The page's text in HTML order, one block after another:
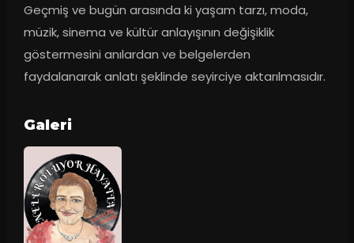
Geçmiş ve bugün arasında ki yaşam tarzı, moda,
müzik, sinema ve kültür anlayışının değişiklik
göstermesini anılardan ve belgelerden
faydalanarak anlatı şeklinde seyirciye aktarılmasıdır.
Galeri